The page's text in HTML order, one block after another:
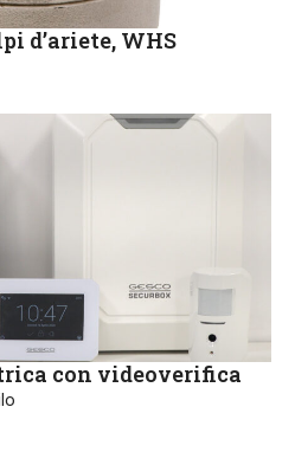
d’ariete, WHS
con videoverifica